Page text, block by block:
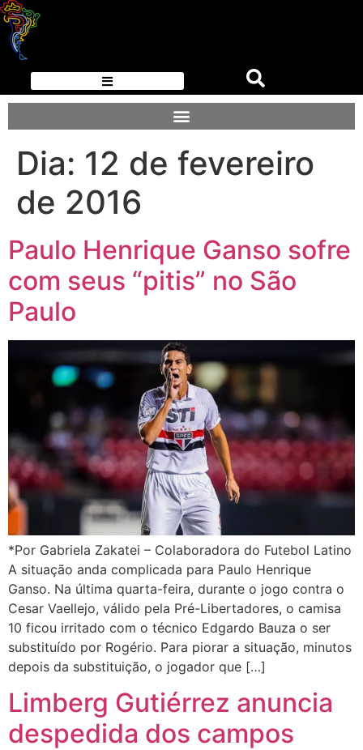
Dia: 12 de fevereiro
de 2016
Paulo Henrique Ganso sofre
com seus “pitis” no São
Paulo
*Por Gabriela Zakatei – Colaboradora do Futebol Latino
A situação anda complicada para Paulo Henrique
Ganso. Na última quarta-feira, durante o jogo contra o
Cesar Vaellejo, válido pela Pré-Libertadores, o camisa
10 ficou irritado com o técnico Edgardo Bauza o ser
substituído por Rogério. Para piorar a situação, minutos
depois da substituição, o jogador que […]
Limberg Gutiérrez anuncia
despedida dos campos